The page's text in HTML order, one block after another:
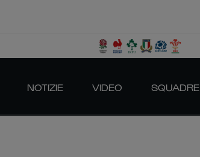
NOTIZIE VIDEO SQUADRE